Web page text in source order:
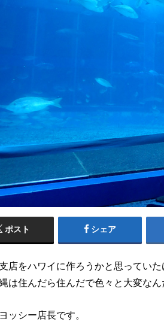
ポスト シェア
店をハワイに作ろうかと思ってい
は住んだら住んだで色々と大変な
ッシー店長です。